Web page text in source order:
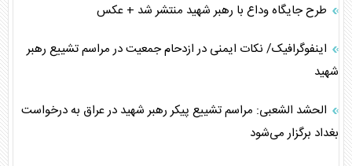
طرح جایگاه وداع با رهبر شهید منتشر شد + عکس
اینفوگرافیک/ نکات ایمنی در ازدحام جمعیت در مراسم تشییع رهبر
شهید
الحشد الشعبی: مراسم تشییع پیکر رهبر شهید در عراق به درخواست
بغداد برگزار می‌شود